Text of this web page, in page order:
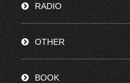
RADIO
OTHER
BOOK